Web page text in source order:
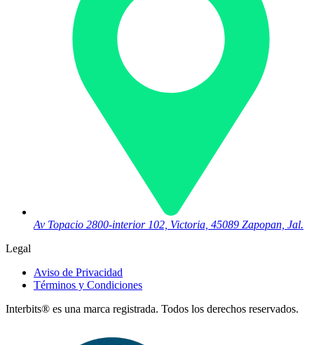
Av Topacio 2800-interior 102, Victoria, 45089 Zapopan, Jal.
Legal
Aviso de Privacidad
Términos y Condiciones
Interbits® es una marca registrada. Todos los derechos reservados.